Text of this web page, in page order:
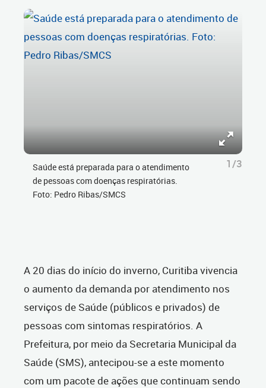
Saúde está preparada para o atendimento
de pessoas com doenças respiratórias.
Foto: Pedro Ribas/SMCS
1/3
A 20 dias do início do inverno, Curitiba vivencia
o aumento da demanda por atendimento nos
serviços de Saúde (públicos e privados) de
pessoas com sintomas respiratórios. A
Prefeitura, por meio da Secretaria Municipal da
Saúde (SMS), antecipou-se a este momento
com um pacote de ações que continuam sendo